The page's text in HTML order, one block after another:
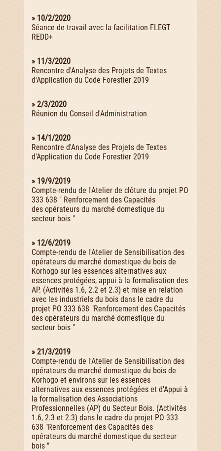
» 10/2/2020
Séance de travail avec la facilitation FLEGT
REDD+
» 11/3/2020
Rencontre d'Analyse des Projets de Textes
d'Application du Code Forestier 2019
» 2/3/2020
Réunion du Conseil d'Administration
» 14/1/2020
Rencontre d'Analyse des Projets de Textes
d'Application du Code Forestier 2019
» 19/9/2019
Compte-rendu de l'Atelier de clôture du projet PO
333 638 " Renforcement des Capacités
des opérateurs du marché domestique du
secteur bois "
» 12/6/2019
Compte-rendu de l'Atelier de Sensibilisation des
opérateurs du marché domestique du bois de
Korhogo sur les essences alternatives aux
essences protégées, appui à la formalisation des
AP. (Activités 1.6, 2.2 et 2.3) et mise en relation
avec les industriels du bois dans le cadre du
projet PO 333 638 "Renforcement des Capacités
des opérateurs du marché domestique du
secteur bois "
» 21/3/2019
Compte-rendu de l'Atelier de Sensibilisation des
opérateurs du marché domestique du bois de
Korhogo et environs sur les essences
alternatives aux essences protégées et d'Appui à
la formalisation des Associations
Professionnelles (AP) du Secteur Bois. (Activités
1.6, 2.3 et 2.3) dans le cadre du projet PO 333
638 "Renforcement des Capacités des
opérateurs du marché domestique du secteur
bois "